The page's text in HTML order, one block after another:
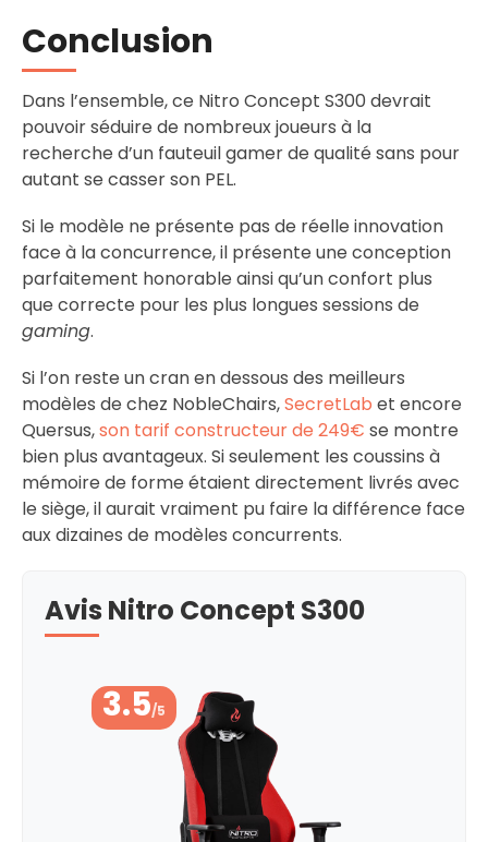
Conclusion
Dans l’ensemble, ce Nitro Concept S300 devrait
pouvoir séduire de nombreux joueurs à la
recherche d’un fauteuil gamer de qualité sans pour
autant se casser son PEL.
Si le modèle ne présente pas de réelle innovation
face à la concurrence, il présente une conception
parfaitement honorable ainsi qu’un confort plus
que correcte pour les plus longues sessions de
gaming.
Si l’on reste un cran en dessous des meilleurs
modèles de chez NobleChairs,SecretLab et encore
Quersus,son tarif constructeur de 249€ se montre
bien plus avantageux. Si seulement les coussins à
mémoire de forme étaient directement livrés avec
le siège, il aurait vraiment pu faire la différence face
aux dizaines de modèles concurrents.
Avis Nitro Concept S300
3.5/5